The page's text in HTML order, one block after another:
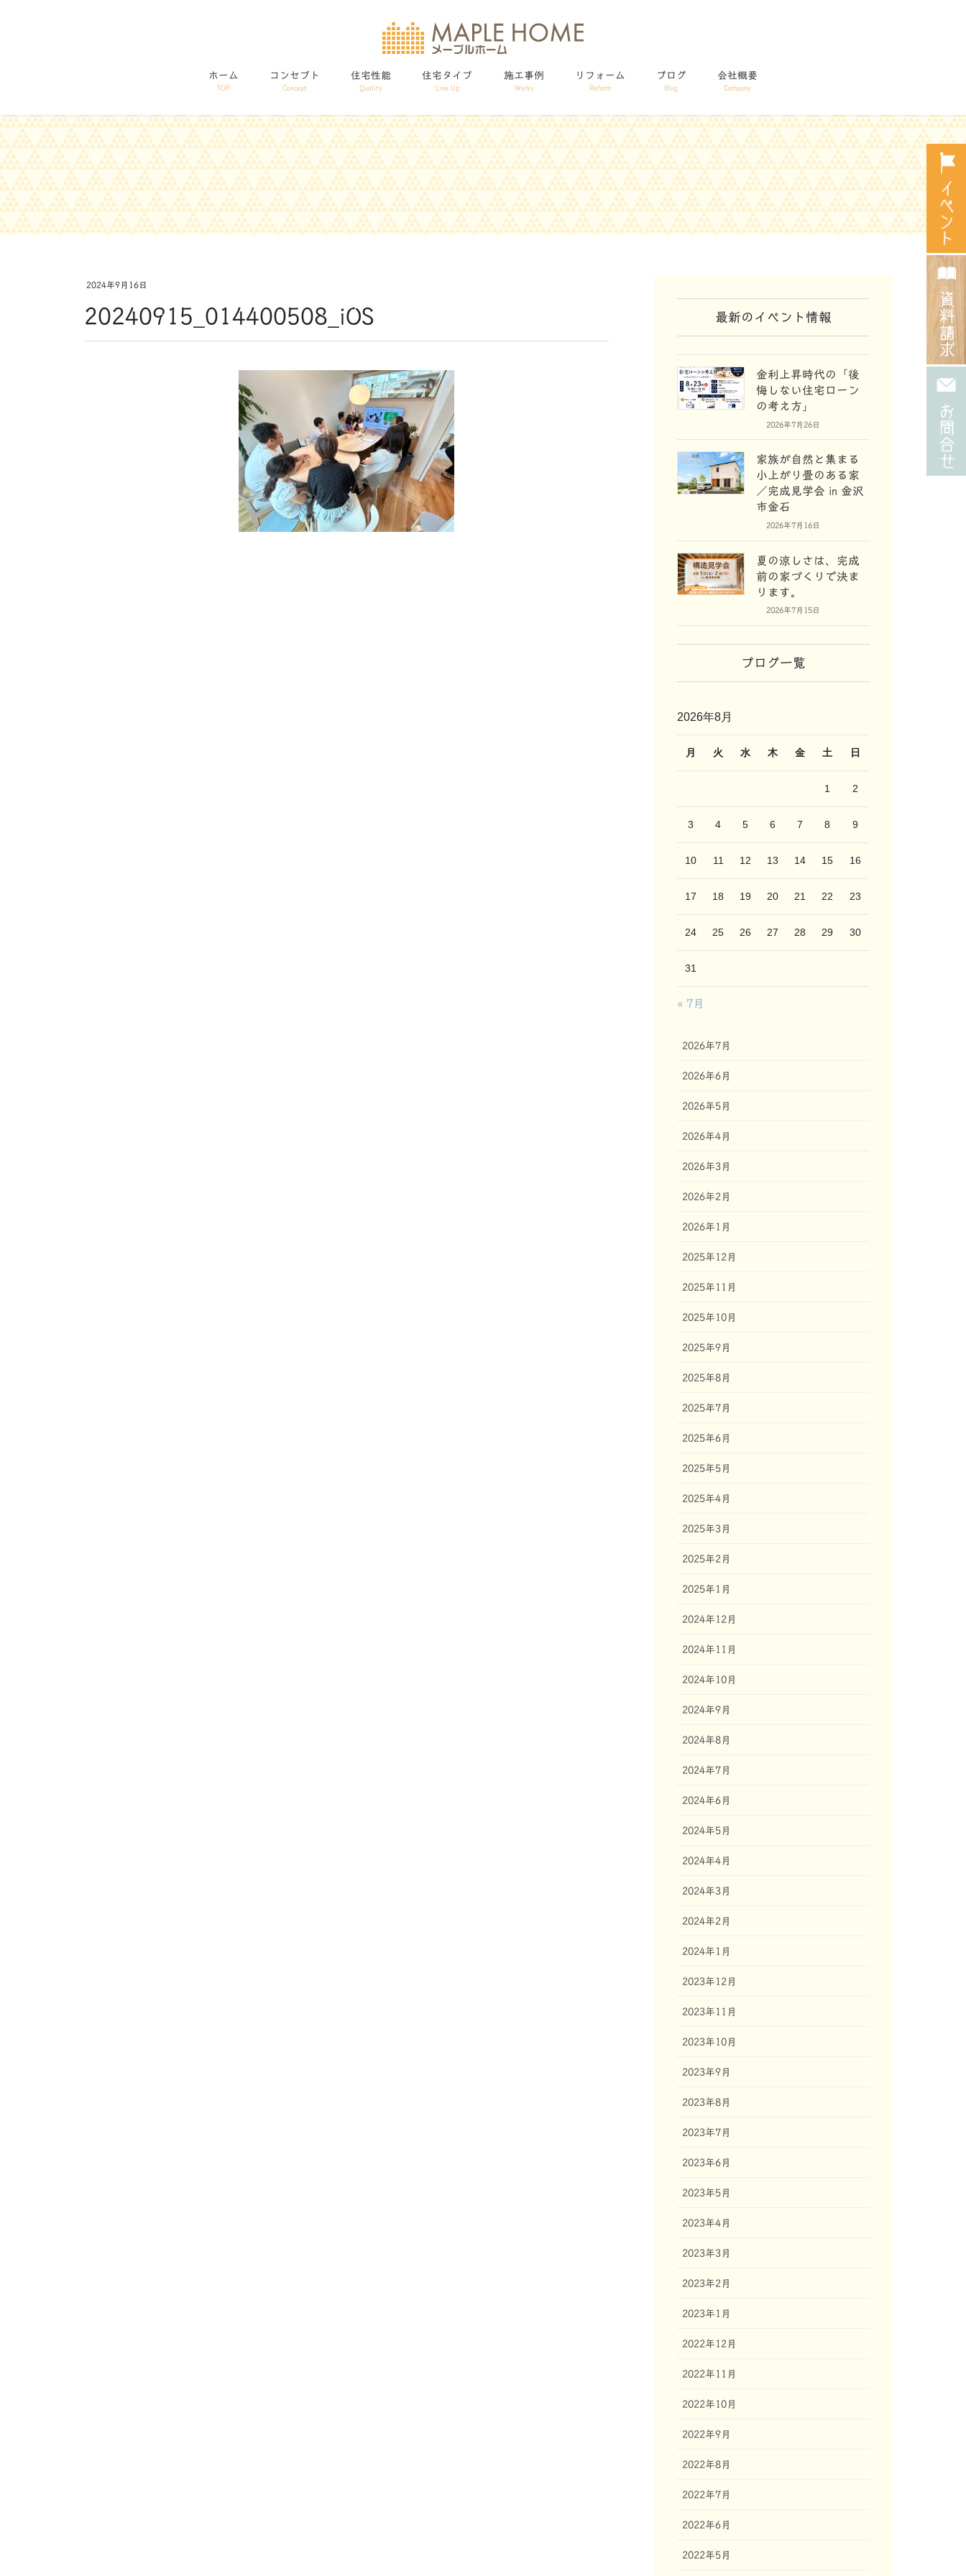
動
に
移
動
ホーム
TOP
コンセプト
Concept
住宅性能
Quality
住宅タイプ
Line Up
施工事例
Works
リフォーム
Reform
ブログ
Blog
会社概要
Company
2024年9月16日
20240915_014400508_iOS 最新のイベント情報
金利上昇時代の「後
悔しない住宅ローン
の考え方」
2026年7月26日
家族が自然と集まる
小上がり畳のある家
／完成見学会 in 金沢
市金石
2026年7月16日
夏の涼しさは、完成
前の家づくりで決ま
ります。
2026年7月15日
ブログ一覧
2026年8月
月 火 水 木 金 土 日
1 2
3 4 5 6 7 8 9
10 11 12 13 14 15 16
17 18 19 20 21 22 23
24 25 26 27 28 29 30
31
« 7月
2026年7月
2026年6月
2026年5月
2026年4月
2026年3月
2026年2月
2026年1月
2025年12月
2025年11月
2025年10月
2025年9月
2025年8月
2025年7月
2025年6月
2025年5月
2025年4月
2025年3月
2025年2月
2025年1月
2024年12月
2024年11月
2024年10月
2024年9月
2024年8月
2024年7月
2024年6月
2024年5月
2024年4月
2024年3月
2024年2月
2024年1月
2023年12月
2023年11月
2023年10月
2023年9月
2023年8月
2023年7月
2023年6月
2023年5月
2023年4月
2023年3月
2023年2月
2023年1月
2022年12月
2022年11月
2022年10月
2022年9月
2022年8月
2022年7月
2022年6月
2022年5月